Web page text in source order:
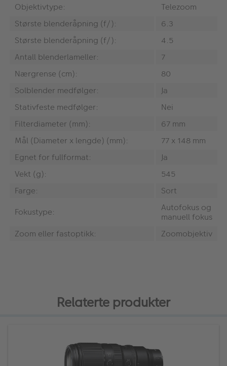
Objektivtype:
Telezoom
Største blenderåpning (f/):
6.3
Største blenderåpning (f/):
4.5
Antall blenderlameller:
7
Nærgrense (cm):
80
Solblender medfølger:
Ja
Stativfeste medfølger:
Nei
Filterdiameter (mm):
67 mm
Mål (Diameter x lengde) (mm):
77 x 148 mm
Egnet for fullformat:
Ja
Vekt (g):
545
Farge:
Sort
Fokustype:
Autofokus og
manuell fokus
Zoom eller fastoptikk:
Zoomobjektiv
Relaterte produkter